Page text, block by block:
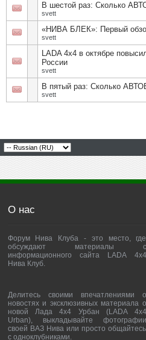
В шестой раз: Сколько
svett
«НИВА БЛЕК»: Первый
svett
LADA 4х4 в октябре
России
svett
В пятый раз: Сколько
svett
О нас
Форум Нива Клуба - это место, где
обсуждают материалы с
информационного сайта LADA 4x4
Нива Клуб.
Делитесь своими впечатлениями о
новостях и эксклюзивных материала о
новой Лада 4х4 Урбан (LADA 4x4
Urban), выкладывайте фотографии
своей ВАЗ Нива или просто общайтесь
с одноклубниками.